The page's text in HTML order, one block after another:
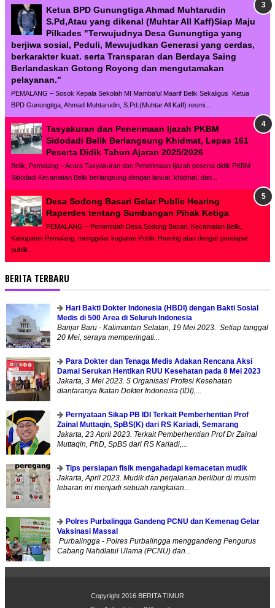
Ketua BPD Gunungtiga Ahmad Muhtarudin
S.Pd,Atau yang dikenal (Muhtar All Kaff)Siap Maju
Pilkades "Terwujudnya Desa Gunungtiga yang
berjiwa sosial, Peduli, Mewujudkan Generasi yang cerdas,
berkarakter kuat. serta Transparan dan Berdaya Saing
Berlandaskan Gotong Royong dan mengutamakan
pelayanan."
PEMALANG – Sosok Kepala Sekolah MI Mamba'ul Maarif Belik Sekaligus Ketua
BPD Gunungtiga, Ahmad Muhtarudin, S.Pd.(Muhtar All Kaff) resmi...
Tasyakuran dan Penerimaan Ijazah PKBM
Sidodadi Belik Berlangsung Khidmat, Lepas 161
Peserta Didik Tahun Ajaran 2025/2026
Belik, Pemalang – Acara Tasyakuran dan Penerimaan Ijazah peserta didik PKBM
Sidodadi Kecamatan Belik berlangsung dengan lancar, khidmat, dan...
Desa Sodong Basari Gelar Public Hearing
Raperdes tentang Sumbangan Pihak Ketiga
PEMALANG – Pemerintah Desa Sodong Basari, Kecamatan Belik,
Kabupaten Pemalang, menggelar kegiatan Public Hearing atau dengar pendapat
publik...
BERITA TERBARU
Hari Bakti Dokter Indonesia (HBDI) dengan Bakti Sosial
Medis di 500 Area di Seluruh Indonesia
Banjar Baru - Kalimantan Selatan, 19 Mei 2023. Setiap tanggal
20 Mei, seraya memperingati...
Para Dokter dan Tenaga Medis Adakan Rencana Aksi
Damai Serukan Hentikan RUU Kesehatan pada 8 Mei 2023
Jakarta, 3 Mei 2023. 5 Organisasi Profesi Kesehatan
diantaranya Ikatan Dokter Indonesia (IDI),...
Pernyataan Sikap PB IDI Terkait Pemberhentian Prof
Zainal Muttaqin, SpBS(K) dari RS Kariadi, Semarang
Jakarta, 23 April 2023. Terkait Pemberhentian Prof Dr Zainal
Muttaqin, PhD, SpBS dari RS Kariadi,...
Tips persiapan fisik mengahadapi kemacetan mudik
Jakarta, April 2023. Mudik dan perjalanan berlibur di musim
lebaran ini menjadi sebuah rangkaian...
Polres Purbalingga Gandeng PCNU dan Kemenag Gelar
Vaksinasi Massal
Purbalingga - Polres Purbalingga menggandeng Pengurus
Cabang Nahdlatul Ulama (PCNU) dan...
Copyright 2016 BERITA TIMUR